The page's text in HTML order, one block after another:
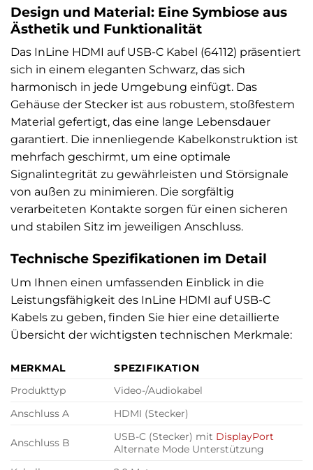
Design und Material: Eine Symbiose aus
Ästhetik und Funktionalität
Das InLine HDMI auf USB-C Kabel (64112) präsentiert
sich in einem eleganten Schwarz, das sich
harmonisch in jede Umgebung einfügt. Das
Gehäuse der Stecker ist aus robustem, stoßfestem
Material gefertigt, das eine lange Lebensdauer
garantiert. Die innenliegende Kabelkonstruktion ist
mehrfach geschirmt, um eine optimale
Signalintegrität zu gewährleisten und Störsignale
von außen zu minimieren. Die sorgfältig
verarbeiteten Kontakte sorgen für einen sicheren
und stabilen Sitz im jeweiligen Anschluss.
Technische Spezifikationen im Detail
Um Ihnen einen umfassenden Einblick in die
Leistungsfähigkeit des InLine HDMI auf USB-C
Kabels zu geben, finden Sie hier eine detaillierte
Übersicht der wichtigsten technischen Merkmale:
MERKMAL
SPEZIFIKATION
Produkttyp
Video-/Audiokabel
Anschluss A
HDMI (Stecker)
Anschluss B USB-C (Stecker) mit DisplayPort
Alternate Mode Unterstützung